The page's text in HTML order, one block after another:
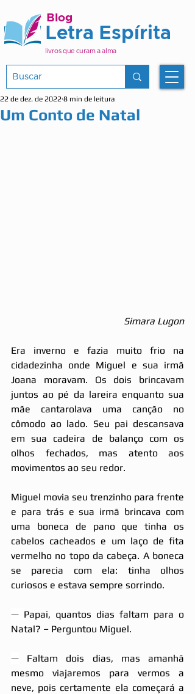
Letra Espírita
Blog
livros que curam a alma
Um Conto de Natal
22 de dez. de 2022 8 min de leitura
Simara Lugon
Era inverno e fazia muito frio na
cidadezinha onde Miguel e sua irmã
Joana moravam. Os dois brincavam
juntos ao pé da lareira enquanto sua
mãe cantarolava uma canção no
cômodo ao lado. Seu pai descansava
em sua cadeira de balanço com os
olhos fechados, mas atento aos
movimentos ao seu redor.
Miguel movia seu trenzinho para frente
e para trás e sua irmã brincava com
uma boneca de pano que tinha os
cabelos cacheados e um laço de fita
vermelho no topo da cabeça. A boneca
se parecia com ela: tinha olhos
curiosos e estava sempre sorrindo.
— Papai, quantos dias faltam para o
Natal? – Perguntou Miguel.
— Faltam dois dias, mas amanhã
mesmo viajaremos para vermos a
neve, pois certamente ela começará a